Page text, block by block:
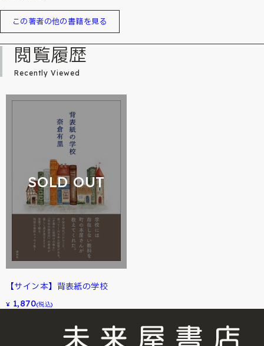
この著者の他の書籍を見る
閲覧履歴
Recently Viewed
SOLD OUT
【サイン本】背表紙の学校
¥ 1,870(税込)